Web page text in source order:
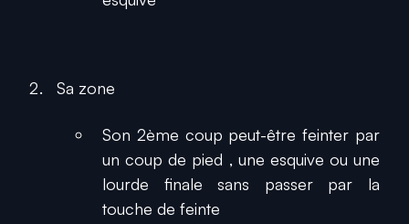
Sa zone
Son 2ème coup peut-être feinter par
un coup de pied , une esquive ou une
lourde finale sans passer par la
touche de feinte